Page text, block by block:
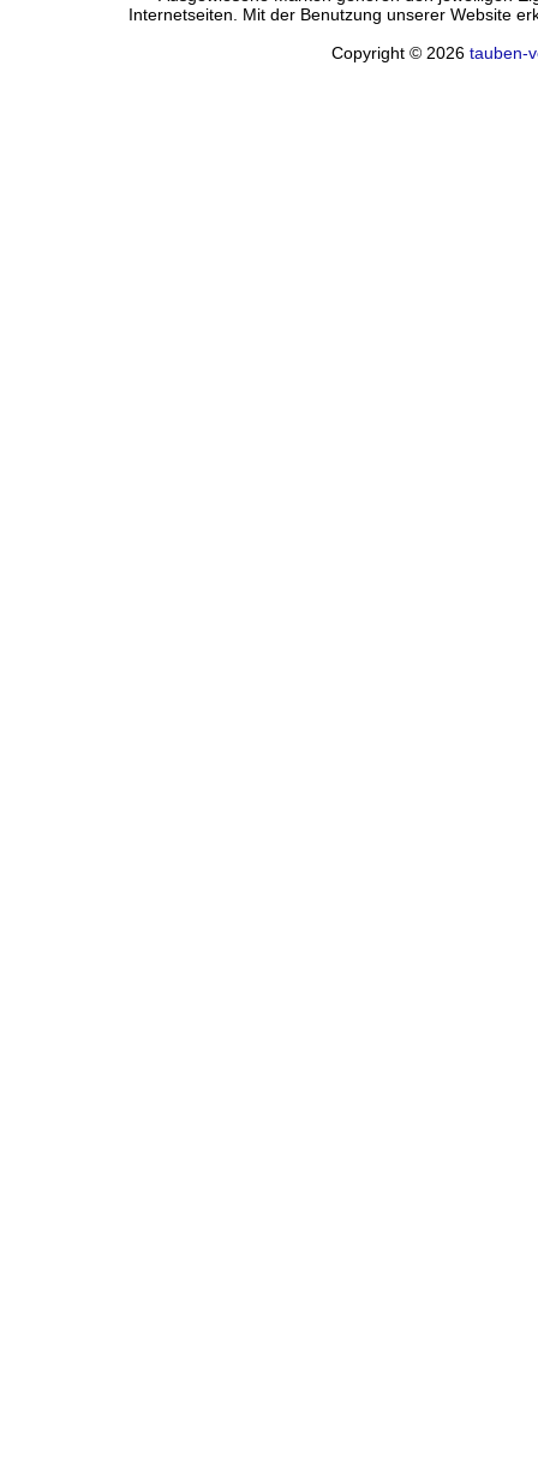
Internetseiten. Mit der Benutzung unserer Website
Copyright © 2026tauben-